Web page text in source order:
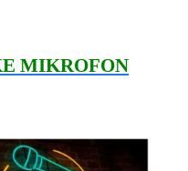
MIKROFON